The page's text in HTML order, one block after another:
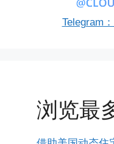
Telegram
浏览最